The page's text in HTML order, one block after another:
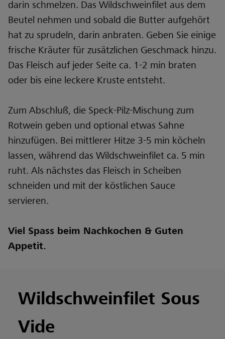
darin schmelzen. Das Wildschweinfilet aus dem
Beutel nehmen und sobald die Butter aufgehört
hat zu sprudeln, darin anbraten. Geben Sie einige
frische Kräuter für zusätzlichen Geschmack hinzu.
Das Fleisch auf jeder Seite ca. 1-2 min braten
oder bis eine leckere Kruste entsteht.
Zum Abschluß, die Speck-Pilz-Mischung zum
Rotwein geben und optional etwas Sahne
hinzufügen. Bei mittlerer Hitze 3-5 min köcheln
lassen, während das Wildschweinfilet ca. 5 min
ruht. Als nächstes das Fleisch in Scheiben
schneiden und mit der köstlichen Sauce
servieren.
Viel Spass beim Nachkochen & Guten
Appetit.
Wildschweinfilet Sous
Vide